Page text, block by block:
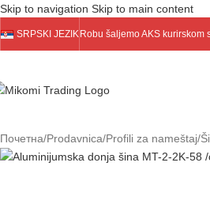
Skip to navigation Skip to main content
SRPSKI JEZIK Robu šaljemoAKSkurirskom
Почетна/Prodavnica/Profili za nameštaj/